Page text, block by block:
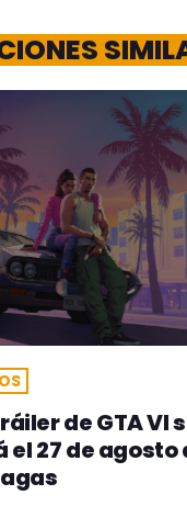
de GTA VI
27 de agosto